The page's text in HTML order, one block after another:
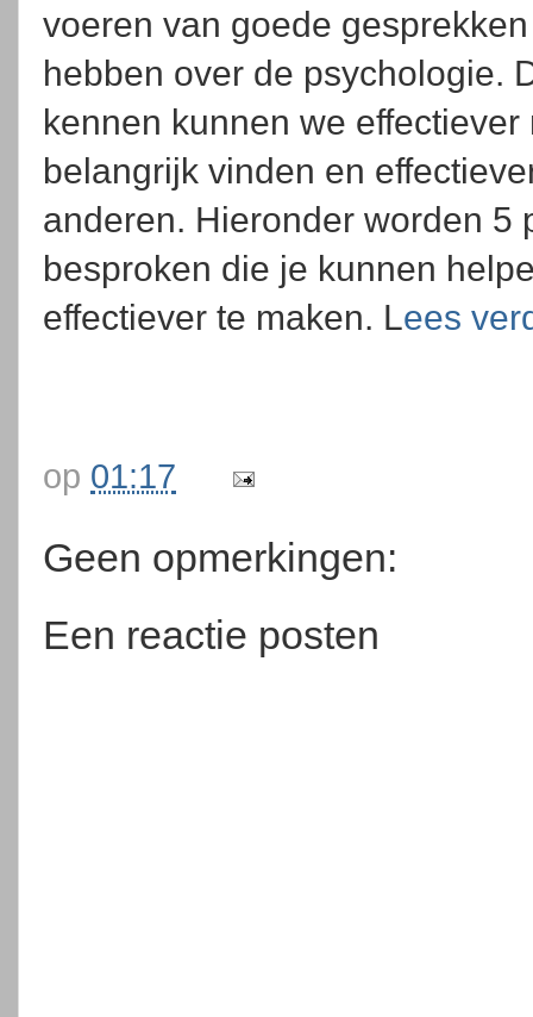
voeren van goede
hebben over de psychologie.
kennen kunnen we
belangrijk vinden en
anderen. Hieronder worden 5
besproken die je kunnen
effectiever te maken. Lees
op 01:17
Geen opmerkingen:
Een reactie posten